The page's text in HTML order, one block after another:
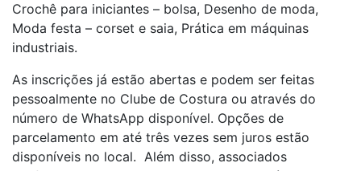
Crochê para iniciantes – bolsa, Desenho de moda,
Moda festa – corset e saia, Prática em máquinas
industriais.
As inscrições já estão abertas e podem ser feitas
pessoalmente no Clube de Costura ou através do
número de WhatsApp disponível. Opções de
parcelamento em até três vezes sem juros estão
disponíveis no local. Além disso, associados